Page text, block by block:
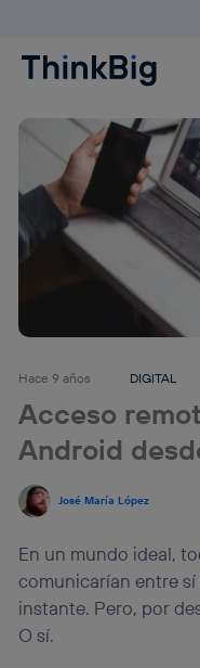
Hace 9 años DIGITAL
Acceso
Android
José María López
En un mundo ideal,
comunicarían entre sí
instante. Pero, por
O sí.